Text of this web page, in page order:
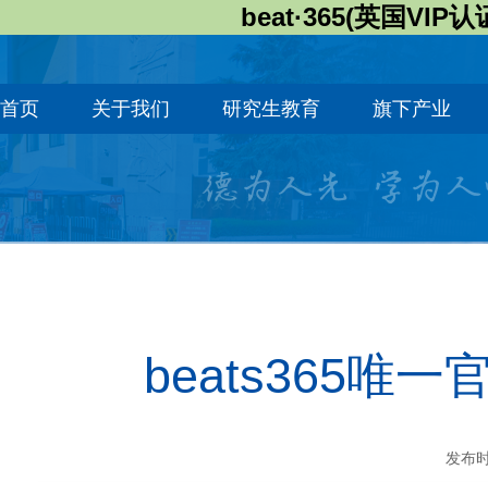
beat·365(英国VIP
首页 关于我们 研究生教育 旗下产业
beats365唯一
发布